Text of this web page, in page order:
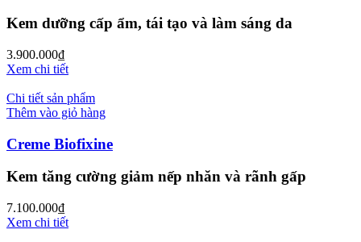
Kem dưỡng cấp ẩm, tái tạo và làm sáng da
3.900.000₫
Xem chi tiết
Chi tiết sản phẩm
Thêm vào giỏ hàng
Creme Biofixine
Kem tăng cường giảm nếp nhăn và rãnh gấp
7.100.000₫
Xem chi tiết